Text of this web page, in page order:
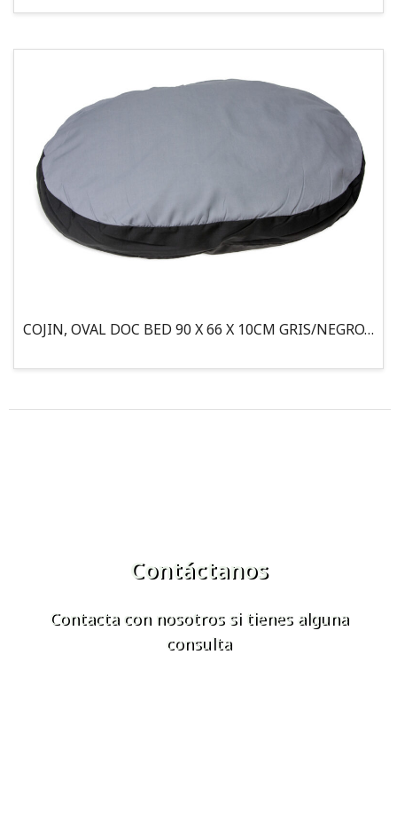
COJIN, OVAL DOC BED 90 X 66 X 10CM GRIS/NEGRO, 95°
Contáctanos
Contacta con nosotros si tienes alguna
consulta